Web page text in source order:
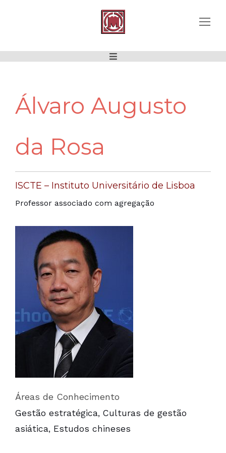
Álvaro Augusto
da Rosa
ISCTE – Instituto Universitário de Lisboa
Professor associado com agregação
Áreas de Conhecimento
Gestão estratégica, Culturas de gestão
asiática, Estudos chineses